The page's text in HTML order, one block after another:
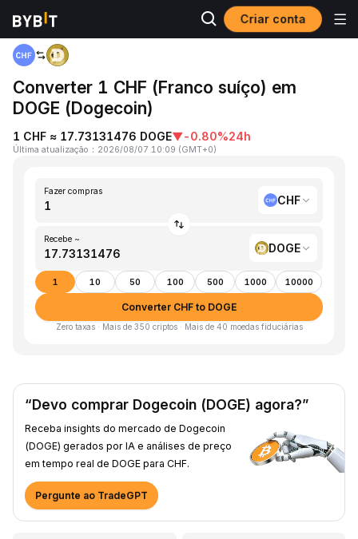
Criar conta
Página inicial
Converter 1 CHF (Franco suíço) em
DOGE (Dogecoin)
1 CHF ≈ 17.73131476 DOGE▼-0.80%24h
Última atualização ： 2026/08/07 10:09 (GMT+0)
Fazer compras
CHF
Recebe ~
DOGE
1 10 50 100 500 1000 10000
Converter CHF to DOGE
Zero taxas · Mais de 350 criptos · Mais de 40 moedas fiduciárias
“Devo comprar Dogecoin (DOGE) agora?”
Receba insights do mercado de Dogecoin
(DOGE) gerados por IA e análises de preço
em tempo real de DOGE para CHF.
Pergunte ao TradeGPT